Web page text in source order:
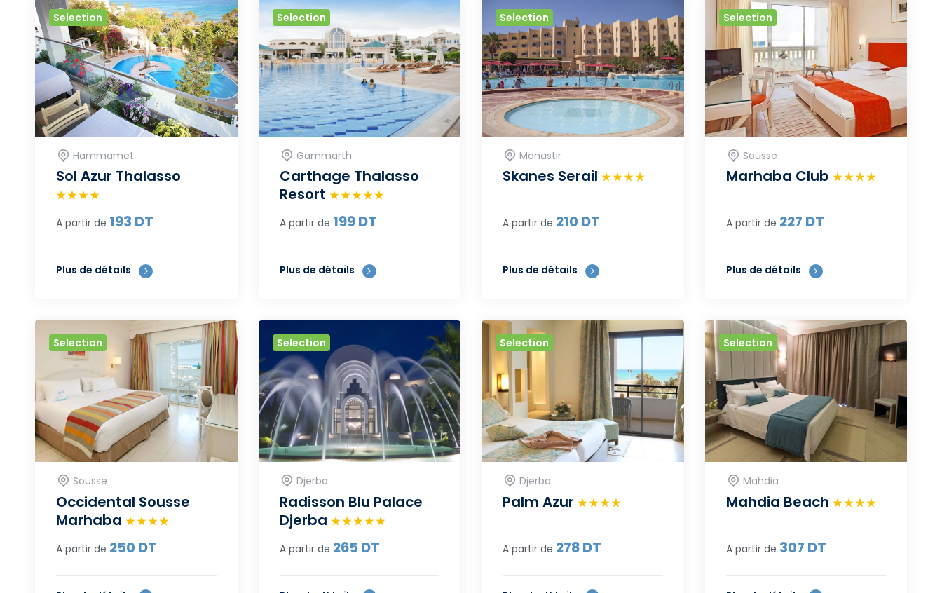
Selection
Hammamet
Sol Azur Thalasso
A partir de 193 DT
Plus de détails
Selection
Gammarth
Carthage Thalasso
Resort
A partir de 199DT
Plus de détails
Selection
Monastir
Skanes Serail
A partir de 210 DT
Plus de détails
Selection
Sousse
Marhaba Club
A partir de 227 DT
Plus de détails
Selection
Sousse
Occidental Sousse
Marhaba
A partir de 250 DT
Selection
Djerba
Radisson Blu Palace
Djerba
A partir de 265 DT
Selection
Djerba
Palm Azur
A partir de 278DT
Selection
Mahdia
Mahdia Beach
A partir de 307 DT